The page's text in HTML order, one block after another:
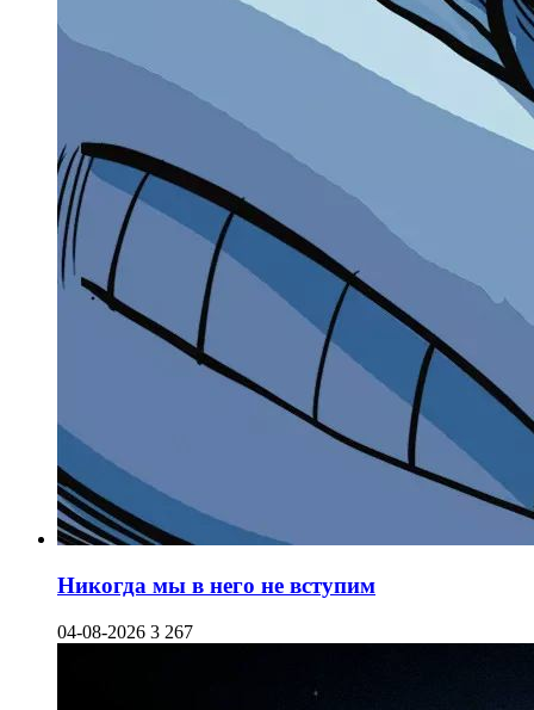
Никогда мы в него не вступим
04-08-2026 3 267